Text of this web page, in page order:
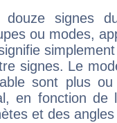
douze signes
ou modes,
signes. Le
sont plus
en fonction de
et des